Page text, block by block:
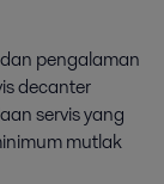
pengalaman
decanter
servis yang
mutlak